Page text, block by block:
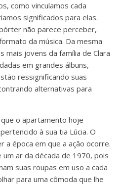
como vinculamos cada
significados para elas.
não parece perceber,
da música. Da mesma
mais jovens da família de Clara
em grandes álbuns,
ressignificando suas
alternativas para
o apartamento hoje
à sua tia Lúcia. O
a época em que a ação ocorre.
ar da década de 1970, pois
suas roupas em uso a cada
para uma cômoda que lhe